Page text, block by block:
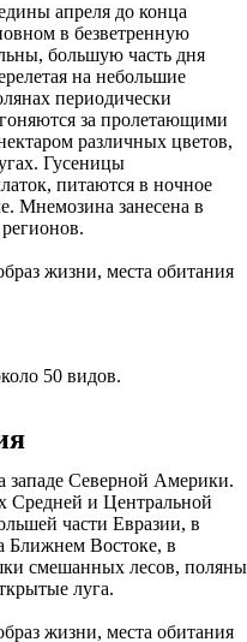
апреля до конца
в безветренную
большую часть дня
на небольшие
периодически
за пролетающими
различных цветов,
Гусеницы
питаются в ночное
Мнемозина занесена в
50 видов.
западе Северной Америки.
Средней и Центральной
части Евразии, в
Ближнем Востоке, в
смешанных лесов, поляны
луга.